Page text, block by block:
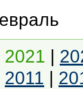
2021 |
2011 |